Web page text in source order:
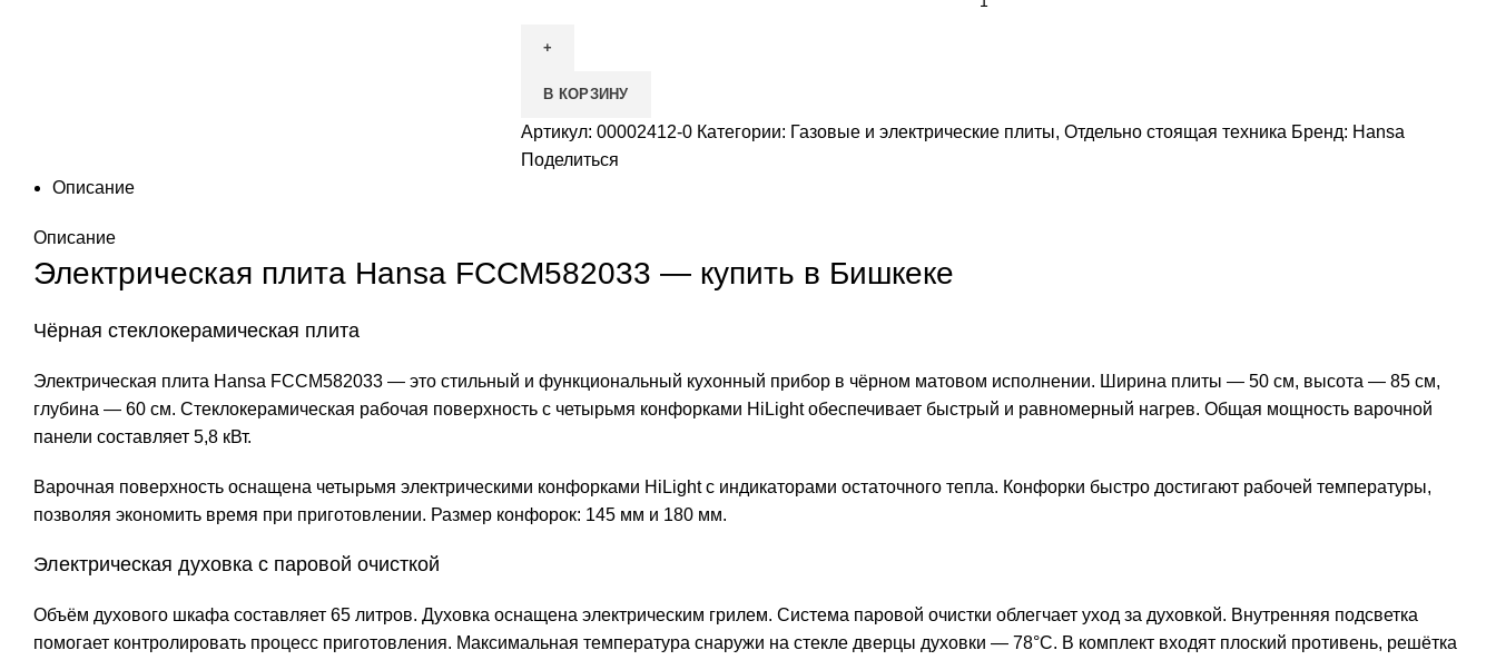
Электрическая
Hansa
FCCM582033
В КОРЗИНУ
Артикул: 00002412-0 Категории: Газовые и электрические плиты, Отдельно стоящая техника Бренд: Hansa
Поделиться
Описание
Описание
Электрическая плита Hansa FCCM582033 — купить в Бишкеке
Чёрная стеклокерамическая плита
Электрическая плита Hansa FCCM582033 — это стильный и функциональный кухонный прибор в чёрном матовом исполнении. Ширина плиты — 50 см, высота — 85 см,
глубина — 60 см. Стеклокерамическая рабочая поверхность с четырьмя конфорками HiLight обеспечивает быстрый и равномерный нагрев. Общая мощность варочной
панели составляет 5,8 кВт.
Варочная поверхность оснащена четырьмя электрическими конфорками HiLight с индикаторами остаточного тепла. Конфорки быстро достигают рабочей температуры,
позволяя экономить время при приготовлении. Размер конфорок: 145 мм и 180 мм.
Электрическая духовка с паровой очисткой
Объём духового шкафа составляет 65 литров. Духовка оснащена электрическим грилем. Система паровой очистки облегчает уход за духовкой. Внутренняя подсветка
помогает контролировать процесс приготовления. Максимальная температура снаружи на стекле дверцы духовки — 78°C. В комплект входят плоский противень, решётка